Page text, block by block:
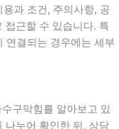
과 조건, 주의사항, 공
접근할 수 있습니다. 특
연결되는 경우에는 세부
구막힘를 알아보고 있
나누어 확인한 뒤, 상담